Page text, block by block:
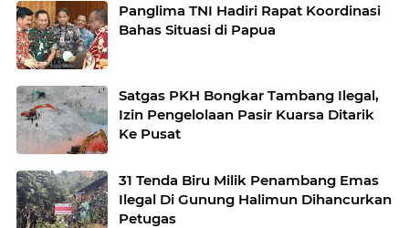
Panglima TNI Hadiri Rapat Koordinasi
Bahas Situasi di Papua
Satgas PKH Bongkar Tambang Ilegal,
Izin Pengelolaan Pasir Kuarsa Ditarik
Ke Pusat
31 Tenda Biru Milik Penambang Emas
Ilegal Di Gunung Halimun Dihancurkan
Petugas